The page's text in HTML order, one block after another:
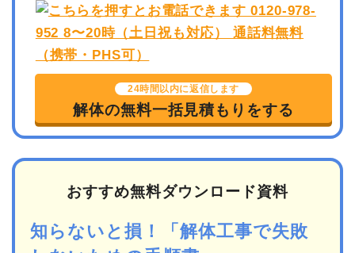
24時間以内に返信します
解体の無料一括見積もりをする
おすすめ無料ダウンロード資料
知らないと損！「解体工事で失敗